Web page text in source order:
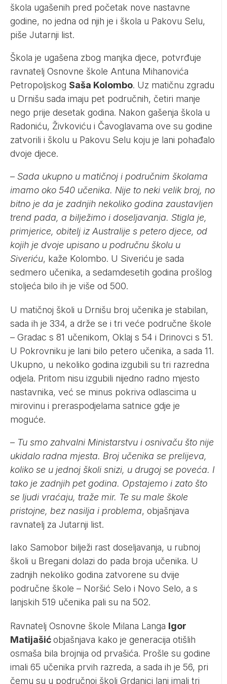
škola ugašenih pred početak nove nastavne
godine, no jedna od njih je i škola u Pakovu Selu,
piše Jutarnji list.
Škola je ugašena zbog manjka djece, potvrđuje
ravnatelj Osnovne škole Antuna Mihanovića
Petropoljskog Saša Kolombo. Uz matičnu zgradu
u Drnišu sada imaju pet područnih, četiri manje
nego prije desetak godina. Nakon gašenja škola u
Radoniću, Živkoviću i Čavoglavama ove su godine
zatvorili i školu u Pakovu Selu koju je lani pohađalo
dvoje djece.
– Sada ukupno u matičnoj i područnim školama
imamo oko 540 učenika. Nije to neki velik broj, no
bitno je da je zadnjih nekoliko godina zaustavljen
trend pada, a bilježimo i doseljavanja. Stigla je,
primjerice, obitelj iz Australije s petero djece, od
kojih je dvoje upisano u područnu školu u
Siveriću, kaže Kolombo. U Siveriću je sada
sedmero učenika, a sedamdesetih godina prošlog
stoljeća bilo ih je više od 500.
U matičnoj školi u Drnišu broj učenika je stabilan,
sada ih je 334, a drže se i tri veće područne škole
– Gradac s 81 učenikom, Oklaj s 54 i Drinovci s 51.
U Pokrovniku je lani bilo petero učenika, a sada 11.
Ukupno, u nekoliko godina izgubili su tri razredna
odjela. Pritom nisu izgubili nijedno radno mjesto
nastavnika, već se minus pokriva odlascima u
mirovinu i preraspodjelama satnice gdje je
moguće.
– Tu smo zahvalni Ministarstvu i osnivaču što nije
ukidalo radna mjesta. Broj učenika se prelijeva,
koliko se u jednoj školi snizi, u drugoj se poveća. I
tako je zadnjih pet godina. Opstajemo i zato što
se ljudi vraćaju, traže mir. Te su male škole
pristojne, bez nasilja i problema, objašnjava
ravnatelj za Jutarnji list.
Iako Samobor bilježi rast doseljavanja, u rubnoj
školi u Bregani dolazi do pada broja učenika. U
zadnjih nekoliko godina zatvorene su dvije
područne škole – Noršić Selo i Novo Selo, a s
lanjskih 519 učenika pali su na 502.
Ravnatelj Osnovne škole Milana Langa Igor
Matijašićobjašnjava kako je generacija otišlih
osmaša bila brojnija od prvašića. Prošle su godine
imali 65 učenika prvih razreda, a sada ih je 56, pri
čemu su u područnoj školi Grdanjci lani imali tri